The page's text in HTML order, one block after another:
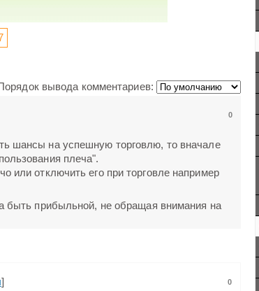
вывода комментариев:
0
шансы на успешную торговлю, то вначале
плеча".
или отключить его при торговле например
быть прибыльной, не обращая внимания на
0
]